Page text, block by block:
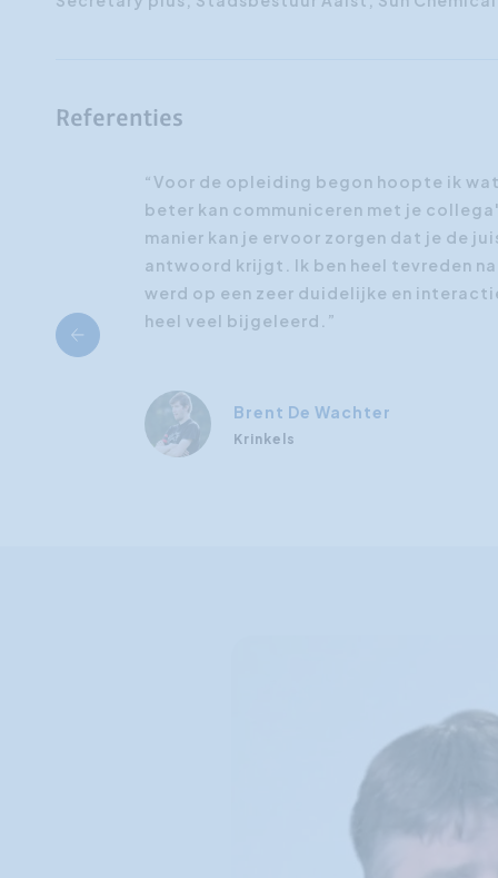
Referenties
“Voor de opleiding begon hoopte ik
beter kan communiceren met je
manier kan je ervoor zorgen dat je de
antwoord krijgt. Ik ben heel tevreden
werd op een zeer duidelijke en
heel veel bijgeleerd.”
Brent De Wachter
Krinkels